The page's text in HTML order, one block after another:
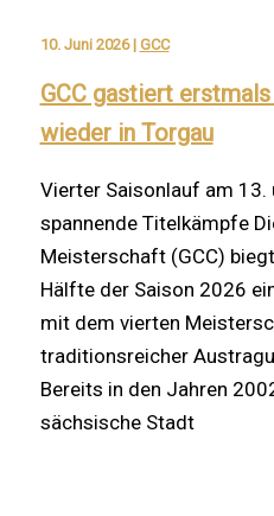
10. Juni 2026 | GCC
GCC gastiert
wieder in Torgau
Vierter Saisonlauf am
spannende Titelkämpfe
Meisterschaft (GCC)
Hälfte der Saison 2026
mit dem vierten
traditionsreicher
Bereits in den Jahren
sächsische Stadt